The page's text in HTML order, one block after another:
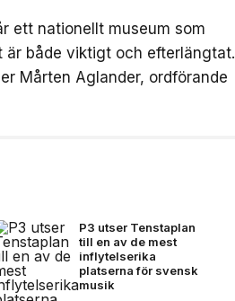
ett nationellt museum som
är både viktigt och efterlängtat.
Mårten Aglander, ordförande
P3 utser Tenstaplan
till en av de mest
inflytelserika
platserna för svensk
musik